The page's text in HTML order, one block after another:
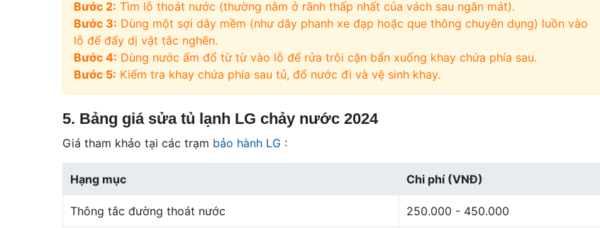
Bước 2: Tìm lỗ thoát nước (thường nằm ở rãnh thấp nhất của vách sau ngăn mát).
Bước 3: Dùng một sợi dây mềm (như dây phanh xe đạp hoặc que thông chuyên dụng) luồn vào
lỗ để đẩy dị vật tắc nghẽn.
Bước 4: Dùng nước ấm đổ từ từ vào lỗ để rửa trôi cặn bẩn xuống khay chứa phía sau.
Bước 5: Kiểm tra khay chứa phía sau tủ, đổ nước đi và vệ sinh khay.
5. Bảng giá sửa tủ lạnh LG chảy nước 2024
Giá tham khảo tại các trạm bảo hành LG :
Hạng mục Chi phí (VNĐ)
Thông tắc đường thoát nước 250.000 - 450.000